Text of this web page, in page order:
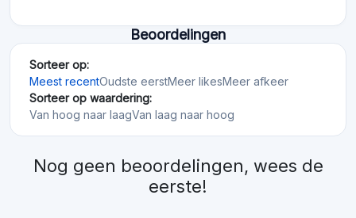
Beoordelingen
Sorteer op:
Meest recentOudste eerstMeer likesMeer afkeer
Sorteer op waardering:
Van hoog naar laagVan laag naar hoog
Nog geen beoordelingen, wees de
eerste!